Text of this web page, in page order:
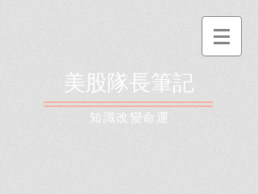
美股隊長筆記
​知識改變命運